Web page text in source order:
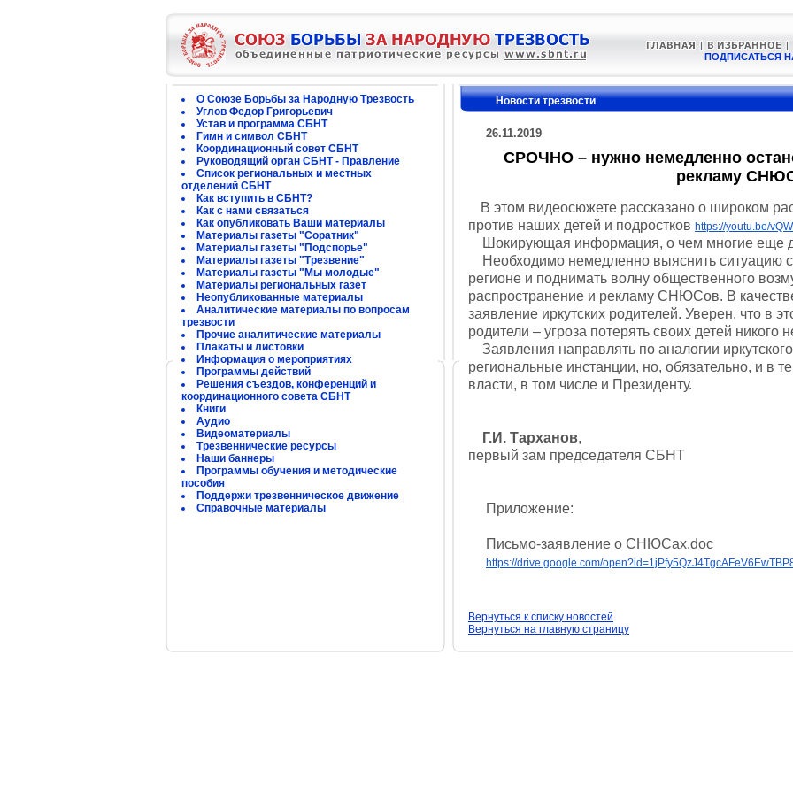
ПОДПИСАТЬСЯ
О Союзе Борьбы за Народную Трезвость
Углов Федор Григорьевич
Устав и программа СБНТ
Гимн и символ СБНТ
Координационный совет СБНТ
Руководящий орган СБНТ - Правление
Список региональных и местных
отделений СБНТ
Как вступить в СБНТ?
Как с нами связаться
Как опубликовать Ваши материалы
Материалы газеты "Соратник"
Материалы газеты "Подспорье"
Материалы газеты "Трезвение"
Материалы газеты "Мы молодые"
Материалы региональных газет
Неопубликованные материалы
Аналитические материалы по вопросам
трезвости
Прочие аналитические материалы
Плакаты и листовки
Информация о мероприятиях
Программы действий
Решения съездов, конференций и
координационного совета СБНТ
Книги
Аудио
Видеоматериалы
Трезвеннические ресурсы
Наши баннеры
Программы обучения и методические
пособия
Поддержи трезвенническое движение
Справочные материалы
Новости трезвости
26.11.2019
СРОЧНО – нужно немедленно
рекламу
В этом видеосюжете рассказано о широком
против наших детей и подростков https://youtu.be/
Шокирующая информация, о чем многие еще
Необходимо немедленно выяснить
регионе и поднимать волну общественного
распространение и рекламу СНЮСов. В
заявление иркутских родителей. Уверен, что в
родители – угроза потерять своих детей
Заявления направлять по аналогии
региональные инстанции, но, обязательно, и в
власти, в том числе и Президенту.
Г.И. Тарханов,
первый зам председателя СБНТ
Приложение:
Письмо-заявление о СНЮСах.doc
https://drive.google.com/
Вернуться к списку новостей
Вернуться на главную страницу